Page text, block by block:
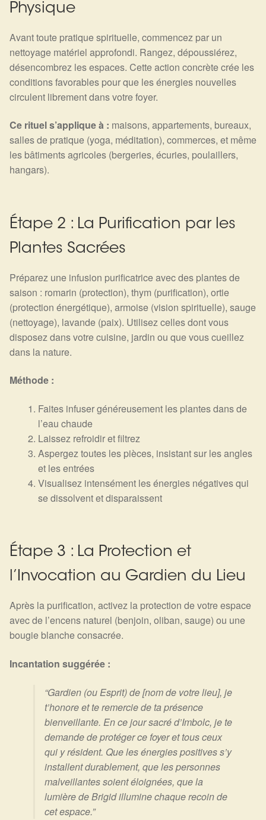
Physique
Avant toute pratique spirituelle, commencez par un
nettoyage matériel approfondi. Rangez, dépoussiérez,
désencombrez les espaces. Cette action concrète crée les
conditions favorables pour que les énergies nouvelles
circulent librement dans votre foyer.
Ce rituel s’applique à : maisons, appartements, bureaux,
salles de pratique (yoga, méditation), commerces, et même
les bâtiments agricoles (bergeries, écuries, poulaillers,
hangars).
Étape 2 : La Purification par les
Plantes Sacrées
Préparez une infusion purificatrice avec des plantes de
saison : romarin (protection), thym (purification), ortie
(protection énergétique), armoise (vision spirituelle), sauge
(nettoyage), lavande (paix). Utilisez celles dont vous
disposez dans votre cuisine, jardin ou que vous cueillez
dans la nature.
Méthode :
Faites infuser généreusement les plantes dans de
l’eau chaude
Laissez refroidir et filtrez
Aspergez toutes les pièces, insistant sur les angles
et les entrées
Visualisez intensément les énergies négatives qui
se dissolvent et disparaissent
Étape 3 : La Protection et
l’Invocation au Gardien du Lieu
Après la purification, activez la protection de votre espace
avec de l’encens naturel (benjoin, oliban, sauge) ou une
bougie blanche consacrée.
Incantation suggérée :
“Gardien (ou Esprit) de [nom de votre lieu], je
t’honore et te remercie de ta présence
bienveillante. En ce jour sacré d’Imbolc, je te
demande de protéger ce foyer et tous ceux
qui y résident. Que les énergies positives s’y
installent durablement, que les personnes
malveillantes soient éloignées, que la
lumière de Brigid illumine chaque recoin de
cet espace.”